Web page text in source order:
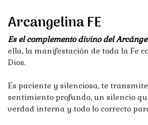
Arcangelina FE
Es el complemento divino del
ella, la manifestación de toda la Fe
Dios.
Es paciente y silenciosa, te
sentimiento profundo, un silencio
verdad interna y todo lo correcto